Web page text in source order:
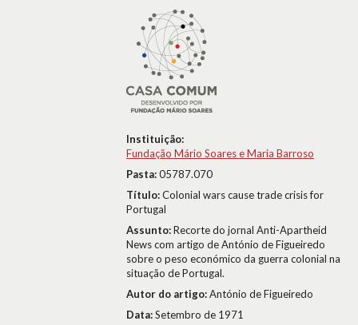
Instituição:
Fundação Mário Soares e Maria Barroso
Pasta:05787.070
Título:Colonial wars cause trade crisis for
Portugal
Assunto:Recorte do jornal Anti-Apartheid
News com artigo de António de Figueiredo
sobre o peso económico da guerra colonial na
situação de Portugal.
Autor do artigo:António de Figueiredo
Data:Setembro de 1971